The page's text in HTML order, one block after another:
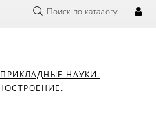
Поиск по каталогу
ПРИКЛАДНЫЕ НАУКИ.